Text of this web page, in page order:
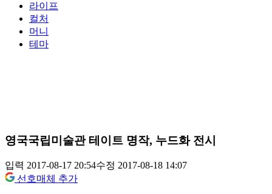
라이프
컬처
머니
테마
영국국립미술관 테이트 명작, 누드화 전시
입력 2017-08-17 20:54수정 2017-08-18 14:07
선호매체 추가